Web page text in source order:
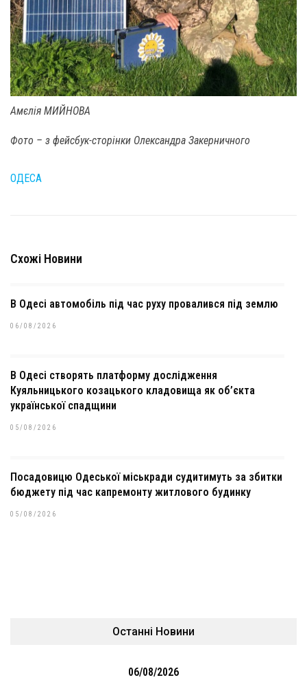
Амєлія МИЙНОВА
Фото – з фейсбук-сторінки Олександра Закерничного
ОДЕСА
Схожі Новини
В Одесі автомобіль під час руху провалився під землю
06/08/2026
В Одесі створять платформу дослідження
Куяльницького козацького кладовища як об’єкта
української спадщини
05/08/2026
Посадовицю Одеської міськради судитимуть за збитки
бюджету під час капремонту житлового будинку
05/08/2026
Останні Новини
06/08/2026